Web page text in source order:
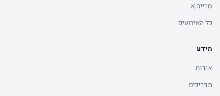
סרייה א
כל האירועים
מידע
אודות
מדריכים